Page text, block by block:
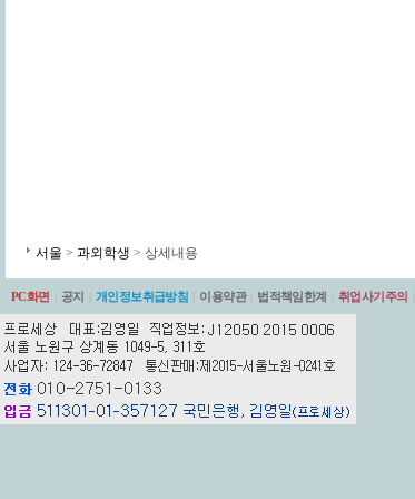
서울 > 과외학생 > 상세내용
PC화면 공지 개인정보취급방침 이용약관 법적책임한계 취업사기주의